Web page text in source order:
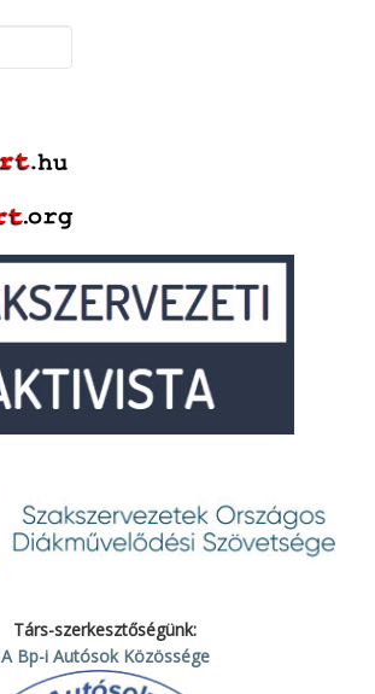
Társ-szerkesztőségünk:
A Bp-i Autósok Közössége